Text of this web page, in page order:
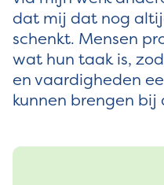
dat mij dat nog
schenkt. Mensen
wat hun taak is,
en vaardigheden
kunnen brengen bij